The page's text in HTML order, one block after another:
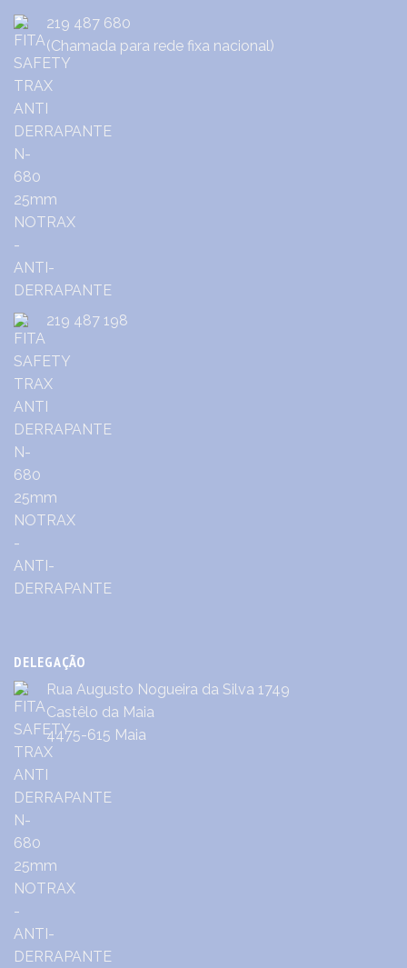
219 487 680
(Chamada para rede fixa nacional)
219 487 198
DELEGAÇÃO
Rua Augusto Nogueira da Silva 1749
Castêlo da Maia
4475-615 Maia